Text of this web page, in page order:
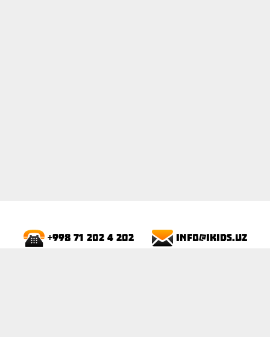
+998 71 202 4 202 info@ikids.uz